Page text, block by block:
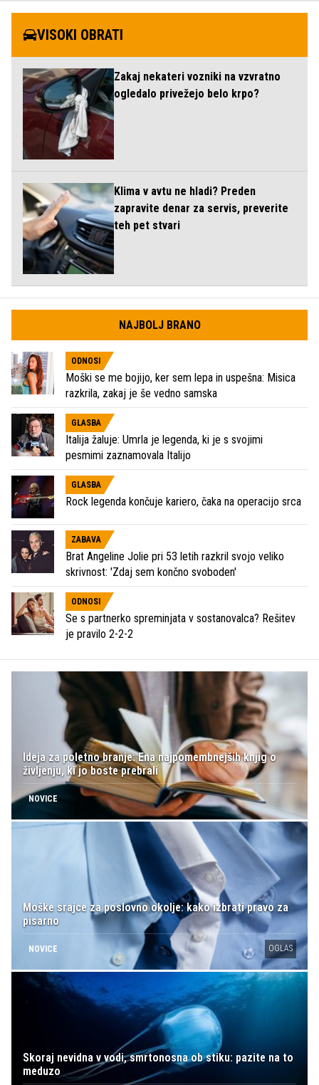
VISOKI OBRATI
Zakaj nekateri vozniki na vzvratno
ogledalo privežejo belo krpo?
Klima v avtu ne hladi? Preden
zapravite denar za servis, preverite
teh pet stvari
NAJBOLJ BRANO
ODNOSI
Moški se me bojijo, ker sem lepa in uspešna: Misica
razkrila, zakaj je še vedno samska
GLASBA
Italija žaluje: Umrla je legenda, ki je s svojimi
pesmimi zaznamovala Italijo
GLASBA
Rock legenda končuje kariero, čaka na operacijo srca
ZABAVA
Brat Angeline Jolie pri 53 letih razkril svojo veliko
skrivnost: 'Zdaj sem končno svoboden'
ODNOSI
Se s partnerko spreminjata v sostanovalca? Rešitev
je pravilo 2-2-2
Ideja za poletno branje: Ena najpomembnejših knjig o
življenju, ki jo boste prebrali
NOVICE
Moške srajce za poslovno okolje: kako izbrati pravo za
pisarno
NOVICE OGLAS
Skoraj nevidna v vodi, smrtonosna ob stiku: pazite na to
meduzo